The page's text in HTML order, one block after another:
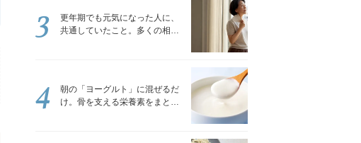
更年期でも元気になった人に、
共通していたこと。多くの相談
3
朝の「ヨーグルト」に混ぜるだ
け。骨を支える栄養素をまとめ
4